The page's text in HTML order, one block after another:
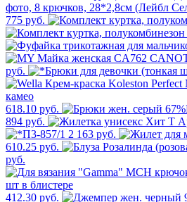
775 руб.
руб.
618.10 руб.
894 руб.
2 163 руб.
610.25 руб.
руб.
412.30 руб.